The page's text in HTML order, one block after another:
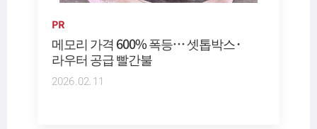
PR
메모리 가격 600% 폭등… 셋톱박스·
라우터 공급 빨간불
2026.02.11